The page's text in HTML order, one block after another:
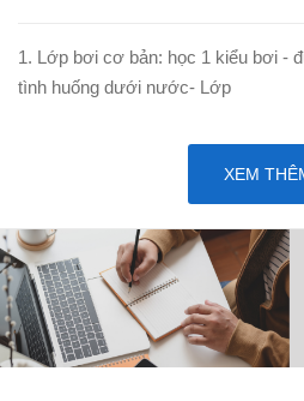
1. Lớp bơi cơ bản: học 1 kiểu bơi -
tình huống dưới nước- Lớp
XEM